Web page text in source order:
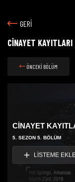
GERİ
CİNAYET KAYITLARI
ÖNCEKİ BÖLÜM
CİNAYET
5. SEZON 5. BÖLÜM
LİSTEME